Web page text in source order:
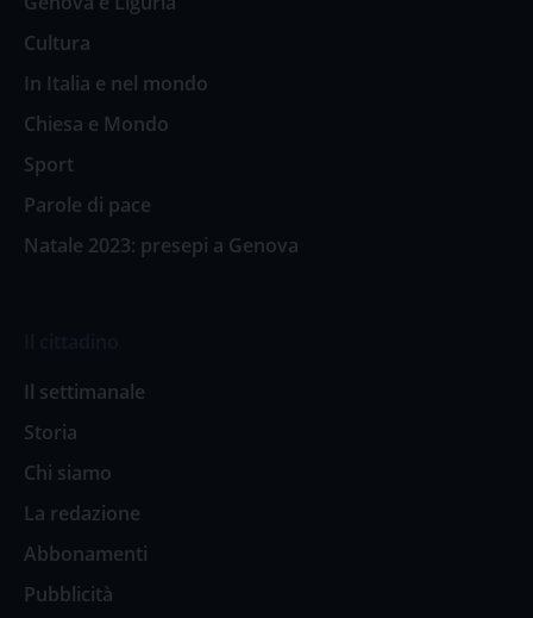
Cultura
In Italia e nel mondo
Chiesa e Mondo
Sport
Parole di pace
Natale 2023: presepi a Genova
Il settimanale
Storia
Chi siamo
La redazione
Abbonamenti
Pubblicità